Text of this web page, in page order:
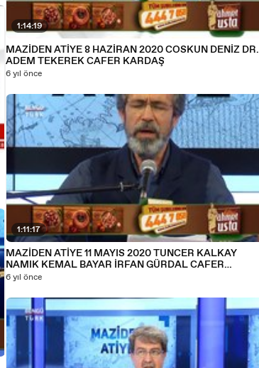
1:14:19
MAZİDEN ATİYE 8 HAZİRAN 2020 COSKUN DENİZ DR.
ADEM TEKEREK CAFER KARDAŞ
6 yıl önce
1:11:17
MAZİDEN ATİYE 11 MAYIS 2020 TUNCER KALKAY
NAMIK KEMAL BAYAR İRFAN GÜRDAL CAFER
KARDAŞ
6 yıl önce